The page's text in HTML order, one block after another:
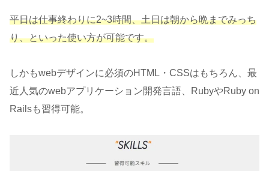
平日は仕事終わりに2~3時間、土日は朝から晩までみっち
り、といった使い方が可能です。
しかもwebデザインに必須のHTML・CSSはもちろん、最
近人気のwebアプリケーション開発言語、RubyやRuby on
Railsも習得可能。